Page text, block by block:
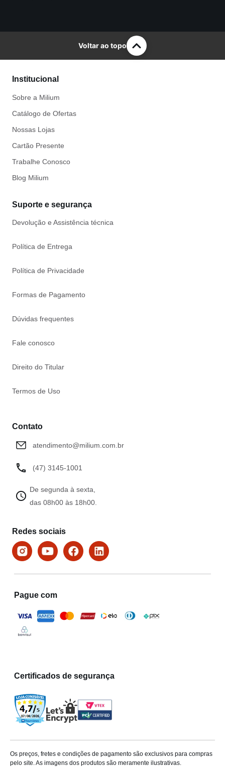
Voltar ao topo
Institucional
Sobre a Milium
Catálogo de Ofertas
Nossas Lojas
Cartão Presente
Trabalhe Conosco
Blog Milium
Suporte e segurança
Devolução e Assistência técnica
Política de Entrega
Política de Privacidade
Formas de Pagamento
Dúvidas frequentes
Fale conosco
Direito do Titular
Termos de Uso
Contato
atendimento@milium.com.br
(47) 3145-1001
De segunda à sexta,
das 08h00 às 18h00.
Redes sociais
Pague com
Certificados de segurança
Os preços, fretes e condições de pagamento são exclusivos para compras
pelo site. As imagens dos produtos são meramente ilustrativas.